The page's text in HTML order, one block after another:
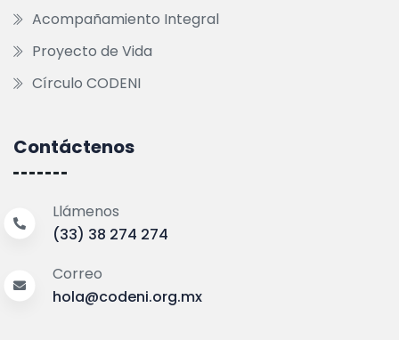
Acompañamiento Integral
Proyecto de Vida
Círculo CODENI
Contáctenos
Llámenos
(33) 38 274 274
Correo
hola@codeni.org.mx